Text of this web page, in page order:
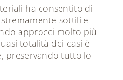
ha consentito di
sottili e
approcci molto più
totalità dei casi è
preservando tutto lo